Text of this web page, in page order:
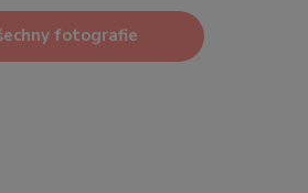
fotografie